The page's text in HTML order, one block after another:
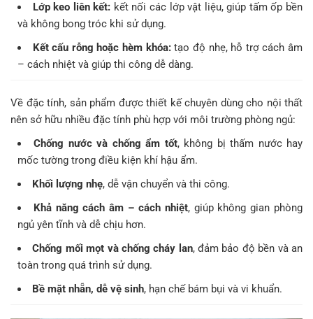
Lớp keo liên kết: kết nối các lớp vật liệu, giúp tấm ốp bền
và không bong tróc khi sử dụng.
Kết cấu rỗng hoặc hèm khóa:tạo độ nhẹ, hỗ trợ cách âm
– cách nhiệt và giúp thi công dễ dàng.
Về đặc tính, sản phẩm được thiết kế chuyên dùng cho nội thất
nên sở hữu nhiều đặc tính phù hợp với môi trường phòng ngủ:
Chống nước và chống ẩm tốt, không bị thấm nước hay
mốc tường trong điều kiện khí hậu ẩm.
Khối lượng nhẹ, dễ vận chuyển và thi công.
Khả năng cách âm – cách nhiệt, giúp không gian phòng
ngủ yên tĩnh và dễ chịu hơn.
Chống mối mọt và chống cháy lan, đảm bảo độ bền và an
toàn trong quá trình sử dụng.
Bề mặt nhẵn, dễ vệ sinh, hạn chế bám bụi và vi khuẩn.